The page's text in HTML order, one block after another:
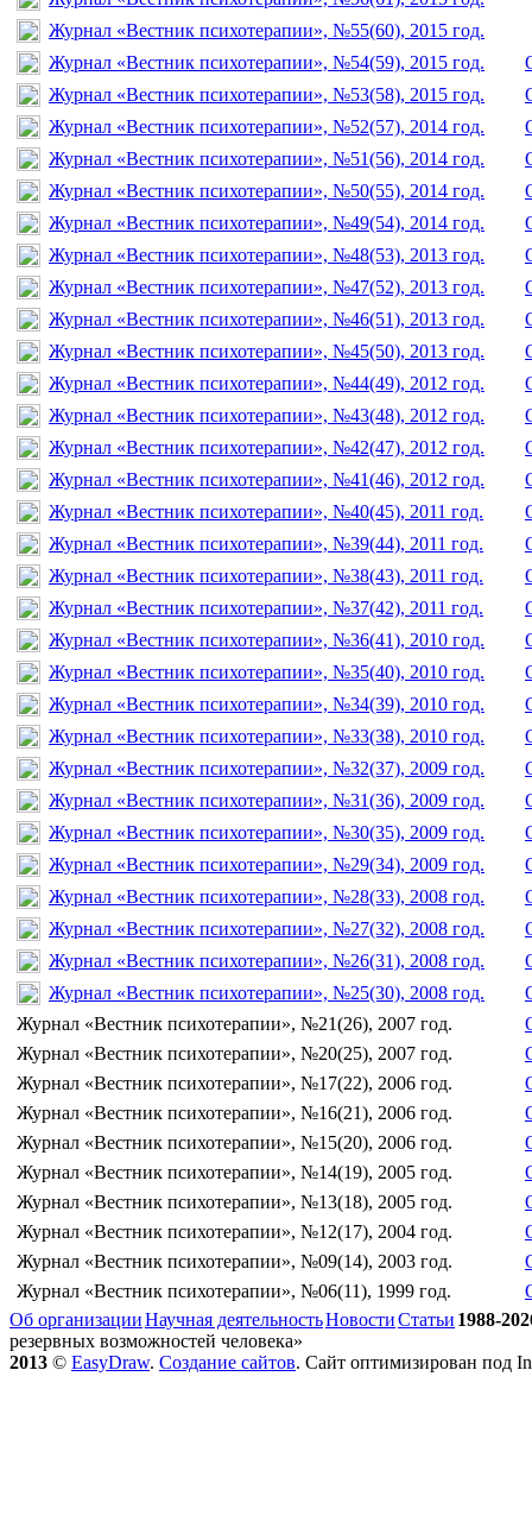
Журнал «Вестник психотерапии», №55(60), 2015 год.
Журнал «Вестник психотерапии», №54(59), 2015 год.
Журнал «Вестник психотерапии», №53(58), 2015 год.
Журнал «Вестник психотерапии», №52(57), 2014 год.
Журнал «Вестник психотерапии», №51(56), 2014 год.
Журнал «Вестник психотерапии», №50(55), 2014 год.
Журнал «Вестник психотерапии», №49(54), 2014 год.
Журнал «Вестник психотерапии», №48(53), 2013 год.
Журнал «Вестник психотерапии», №47(52), 2013 год.
Журнал «Вестник психотерапии», №46(51), 2013 год.
Журнал «Вестник психотерапии», №45(50), 2013 год.
Журнал «Вестник психотерапии», №44(49), 2012 год.
Журнал «Вестник психотерапии», №43(48), 2012 год.
Журнал «Вестник психотерапии», №42(47), 2012 год.
Журнал «Вестник психотерапии», №41(46), 2012 год.
Журнал «Вестник психотерапии», №40(45), 2011 год.
Журнал «Вестник психотерапии», №39(44), 2011 год.
Журнал «Вестник психотерапии», №38(43), 2011 год.
Журнал «Вестник психотерапии», №37(42), 2011 год.
Журнал «Вестник психотерапии», №36(41), 2010 год.
Журнал «Вестник психотерапии», №35(40), 2010 год.
Журнал «Вестник психотерапии», №34(39), 2010 год.
Журнал «Вестник психотерапии», №33(38), 2010 год.
Журнал «Вестник психотерапии», №32(37), 2009 год.
Журнал «Вестник психотерапии», №31(36), 2009 год.
Журнал «Вестник психотерапии», №30(35), 2009 год.
Журнал «Вестник психотерапии», №29(34), 2009 год.
Журнал «Вестник психотерапии», №28(33), 2008 год.
Журнал «Вестник психотерапии», №27(32), 2008 год.
Журнал «Вестник психотерапии», №26(31), 2008 год.
Журнал «Вестник психотерапии», №25(30), 2008 год.
Журнал «Вестник психотерапии», №21(26), 2007 год.
Журнал «Вестник психотерапии», №20(25), 2007 год.
Журнал «Вестник психотерапии», №17(22), 2006 год.
Журнал «Вестник психотерапии», №16(21), 2006 год.
Журнал «Вестник психотерапии», №15(20), 2006 год.
Журнал «Вестник психотерапии», №14(19), 2005 год.
Журнал «Вестник психотерапии», №13(18), 2005 год.
Журнал «Вестник психотерапии», №12(17), 2004 год.
Журнал «Вестник психотерапии», №09(14), 2003 год.
Журнал «Вестник психотерапии», №06(11), 1999 год.
Об организацииНаучная деятельностьНовостиСтатьи 1988-
резервных возможностей человека»
2013 © EasyDraw. Создание сайтов. Сайт оптимизирован под